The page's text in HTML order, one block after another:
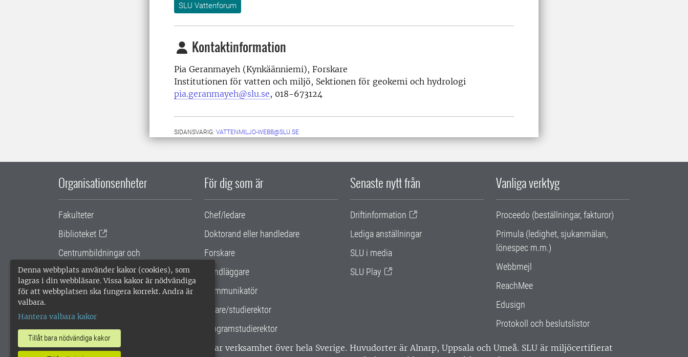
Denna webbplats använder kakor (cookies), som
lagras i din webbläsare. Vissa kakor är nödvändiga
för att webbplatsen ska fungera korrekt. Andra är
valbara.
Hantera valbara kakor
Tillåt bara nödvändiga kakor
SLU Vattenforum
Kontaktinformation
Pia Geranmayeh (Kynkäänniemi), Forskare
Institutionen för vatten och miljö, Sektionen för geokemi och hydrologi
pia.geranmayeh@slu.se, 018-673124
SIDANSVARIG: VATTENMILJO-WEBB@SLU.SE
Organisationsenheter
Fakulteter
Biblioteket
Centrumbildningar och
samarbetsprojekt
Gemensamma verksamhetsstödet
För dig som är
Chef/ledare
Doktorand eller handledare
Forskare
Handläggare
Kommunikatör
Lärare/studierektor
Programstudierektor
Senaste nytt från
Driftinformation
Lediga anställningar
SLU i media
SLU Play
Vanliga verktyg
Proceedo (beställningar, fakturor)
Primula (ledighet, sjukanmälan,
lönespec m.m.)
Webbmejl
ReachMee
Edusign
Protokoll och beslutslistor
SLU, Sveriges lantbruksuniversitet, har verksamhet över hela Sverige. Huvudorter är Alnarp, Uppsala och Umeå. SLU är miljöcertifierat